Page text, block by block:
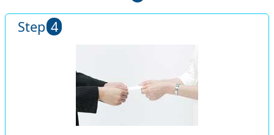
Step 4